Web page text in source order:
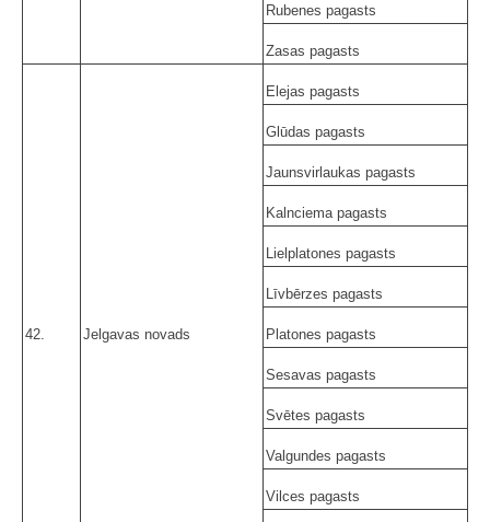
Rubenes pagasts
Zasas pagasts
42. Jelgavas novads
Elejas pagasts
Glūdas pagasts
Jaunsvirlaukas pagasts
Kalnciema pagasts
Lielplatones pagasts
Līvbērzes pagasts
Platones pagasts
Sesavas pagasts
Svētes pagasts
Valgundes pagasts
Vilces pagasts